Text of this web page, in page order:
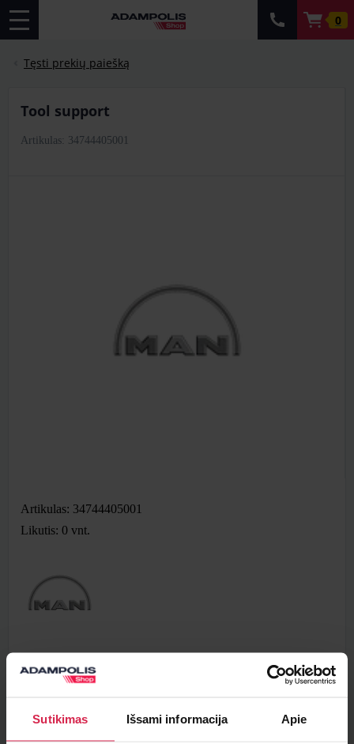
Sutikimas Išsami informacija Apie
0
Tęsti prekių paiešką
tool support
Artikulas: 34744405001
Artikulas: 34744405001
Likutis: 0 vnt.
86,44 €